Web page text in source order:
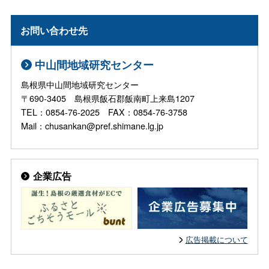
お問い合わせ先
中山間地域研究センター
島根県中山間地域研究センター
〒690-3405 島根県飯石郡飯南町上来島1207
TEL：0854-76-2025 FAX：0854-76-3758
Mail：chusankan@pref.shimane.lg.jp
企業広告
広告掲載について